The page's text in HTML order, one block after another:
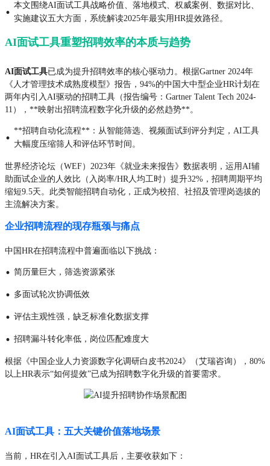
· 本文围绕AI面试工具战略价值、落地模式、权威案例、数据对比、
实施建议五大方面，系统解读2025年最实用HR提效路径。
AI面试工具重塑招聘效率的本质与趋势
AI面试工具已成为提升招聘效率的核心驱动力。根据Gartner 2024年
《人才管理技术成熟度模型》报告，94%的中国大中型企业HR计划在
两年内引入AI驱动的招聘工具（报告编号：Gartner Talent Tech 2024-
11），**映射出招聘流程数字化升级的必然趋势**。
· **招聘自动化流程**：从智能筛选、视频面试到评分判定，AI工具
大幅度压缩筛人和评估环节时间。
世界经济论坛（WEF）2023年《就业未来报告》数据表明，运用AI辅
助面试企业的人效比（入岗率/HR人均工时）提升32%，招聘周期平均
缩短9.5天。此类智能招聘自动化，正成为校招、社招及管理岗选拔的
主流解决方案。
企业招聘流程的现存瓶颈与痛点
中国HR在招聘流程中普遍面临以下挑战：
· 简历量巨大，筛选资源紧张
· 多面试轮次协调低效
· 评估主观性强，缺乏标准化数据支撑
· 招聘漏斗转化率低，岗位匹配难度大
根据《中国企业人力资源数字化调研白皮书2024》（艾瑞咨询），80%
以上HR表示“如何提效”已成为招聘数字化升级的首要需求。
AI面试工具：五大关键价值落地场景
当前，HR在引入AI面试工具后，主要收获如下：